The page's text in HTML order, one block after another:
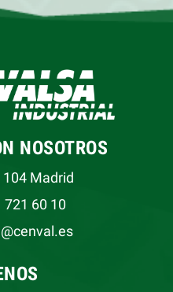
NOSOTROS
104 Madrid
721 60 10